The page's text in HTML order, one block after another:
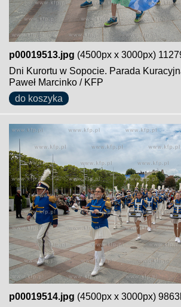
p00019513.jpg (4500px x 3000px)
Dni Kurortu w Sopocie. Parada
Paweł Marcinko / KFP
do koszyka
p00019514.jpg (4500px x 3000px)